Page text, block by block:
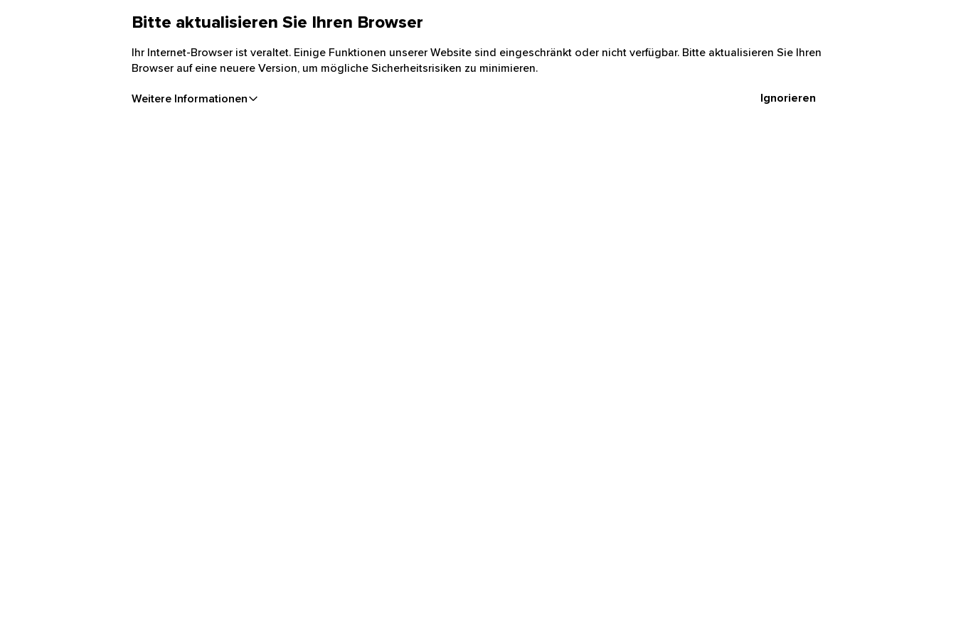
Bitte aktualisieren Sie Ihren Browser
Ihr Internet-Browser ist veraltet. Einige Funktionen unserer Website sind eingeschränkt oder nicht verfügbar. Bitte aktualisieren Sie Ihren
Browser auf eine neuere Version, um mögliche Sicherheitsrisiken zu minimieren.
Weitere Informationen Ignorieren